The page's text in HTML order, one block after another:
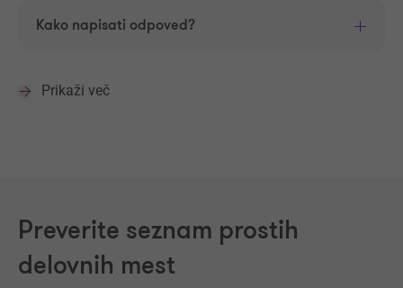
Kako napisati odpoved?
Prikaži več
Preverite seznam prostih
delovnih mest